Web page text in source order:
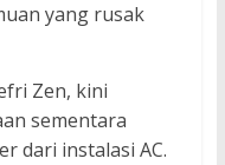
yang rusak
Zen, kini
sementara
dari instalasi AC.